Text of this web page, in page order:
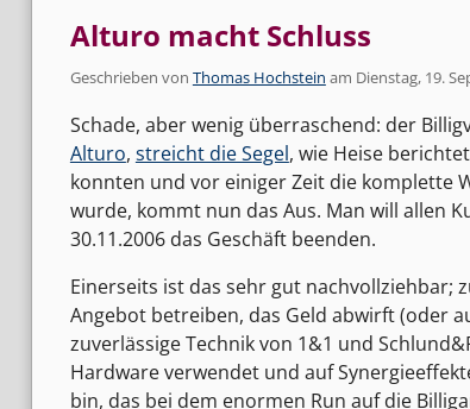
Alturo macht Schluss
Geschrieben von Thomas Hochstein am Dienstag, 19.
Schade, aber wenig überraschend: der
Alturo, streicht die Segel, wie Heise
konnten und vor einiger Zeit die komplette
wurde, kommt nun das Aus. Man will allen
30.11.2006 das Geschäft beenden.
Einerseits ist das sehr gut nachvollziehbar;
Angebot betreiben, das Geld abwirft (oder
zuverlässige Technik von 1&1 und
Hardware verwendet und auf
bin, das bei dem enormen Run auf die